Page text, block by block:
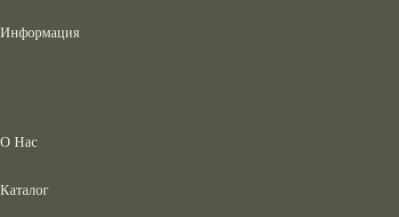
Информация
О Нас
Каталог